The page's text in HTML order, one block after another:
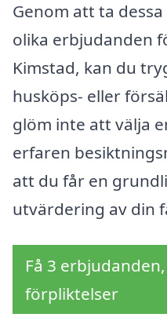
Genom att ta
olika erbjudanden
Kimstad, kan du
husköps- eller
glöm inte att välja
erfaren
att du får en
utvärdering av din
Få 3
förpliktelser